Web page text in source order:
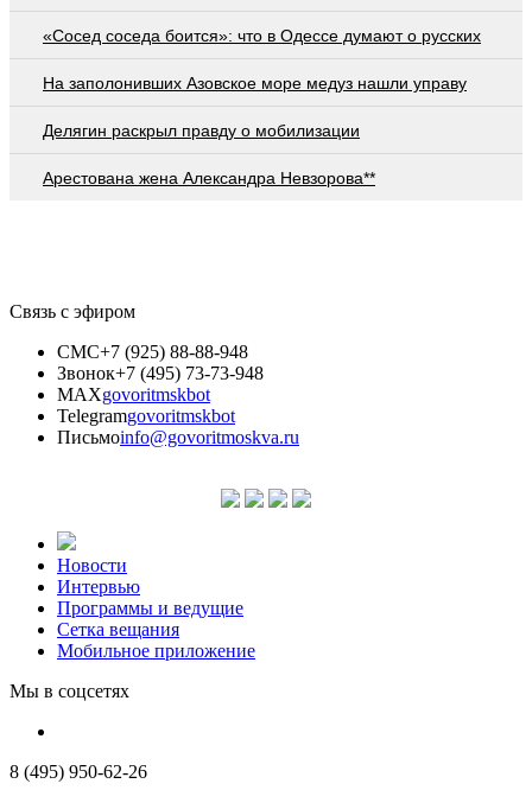
«Сосед соседа боится»: что в Одессе думают о русских
На заполонивших Азовское море медуз нашли управу
Делягин раскрыл правду о мобилизации
Арестована жена Александра Невзорова**
Связь с эфиром
СМС+7 (925) 88-88-948
Звонок+7 (495) 73-73-948
MAXgovoritmskbot
Telegramgovoritmskbot
Письмоinfo@govoritmoskva.ru
Новости
Интервью
Программы и ведущие
Сетка вещания
Мобильное приложение
Мы в соцсетях
8 (495) 950-62-26